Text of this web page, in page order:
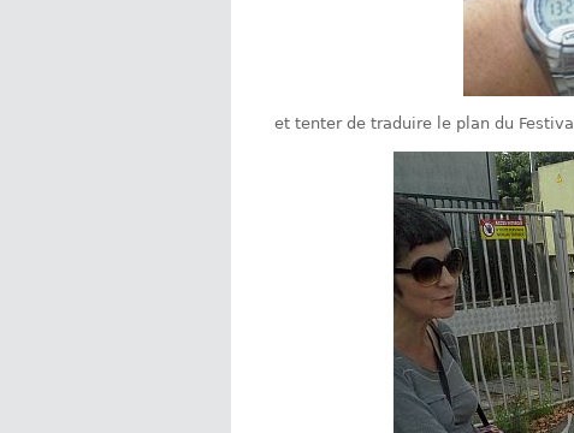
et tenter de traduire le plan du Festival